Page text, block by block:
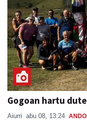
Gogoan hartu
Aiurri abu 08, 13:24